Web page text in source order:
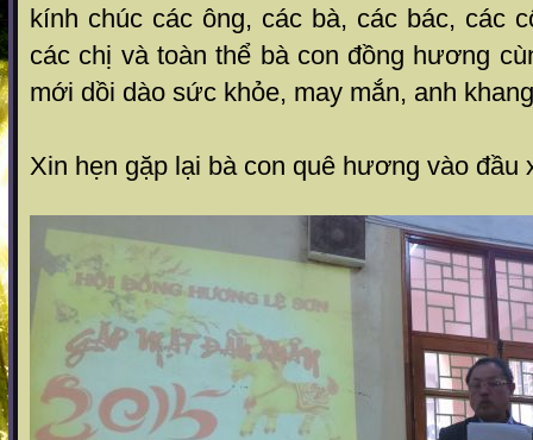
kính chúc các ông, các bà, các bác, các
các chị và toàn thể bà con đồng hương
mới dồi dào sức khỏe, may mắn, anh
Xin hẹn gặp lại bà con quê hương vào đầu